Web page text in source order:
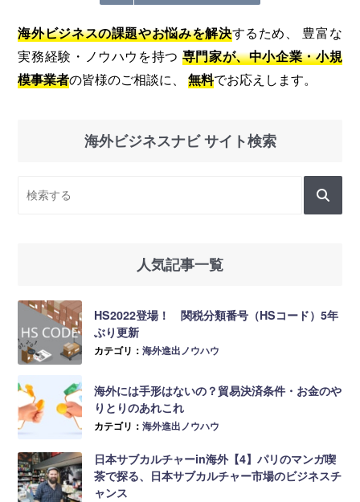
海外ビジネスの課題やお悩みを解決するため、 豊富な
実務経験・ノウハウを持つ 専門家が、中小企業・小規
模事業者の皆様のご相談に、無料でお応えします。
海外ビジネスナビ サイト検索
人気記事一覧
HS2022登場！ 関税分類番号（HSコード）5年
ぶり更新
カテゴリ：海外進出ノウハウ
海外には手形はないの？貿易決済条件・お金のや
りとりのあれこれ
カテゴリ：海外進出ノウハウ
日本サブカルチャーin海外【4】パリのマンガ喫
茶で探る、日本サブカルチャー市場のビジネスチ
ャンス